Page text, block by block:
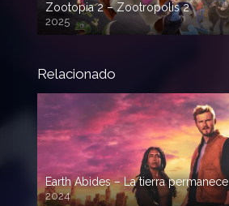
Zootopia 2 – Zootropolis 2
2025
720p HD
Relacionado
Earth Abides – La tierra permanece
2024